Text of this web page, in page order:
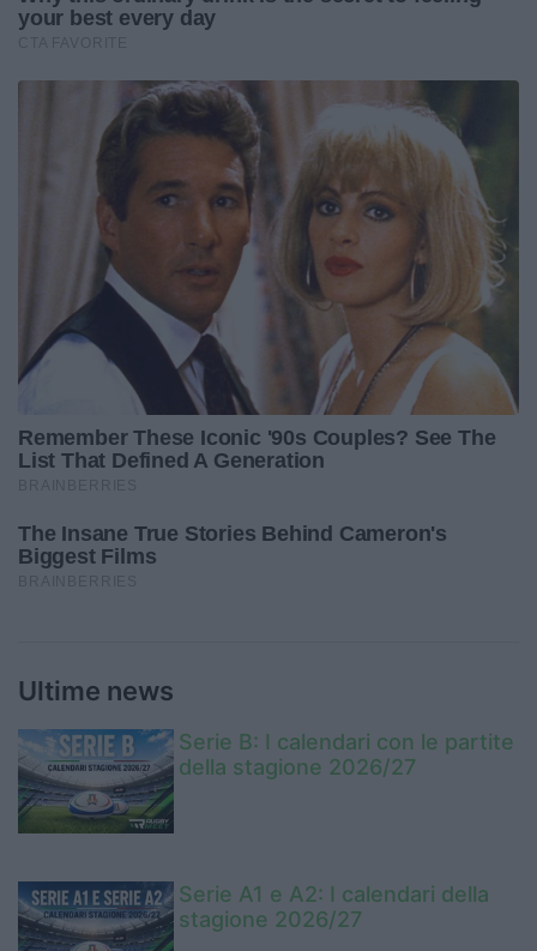
Ultime news
Serie B: I calendari con le partite
della stagione 2026/27
Serie A1 e A2: I calendari della
stagione 2026/27